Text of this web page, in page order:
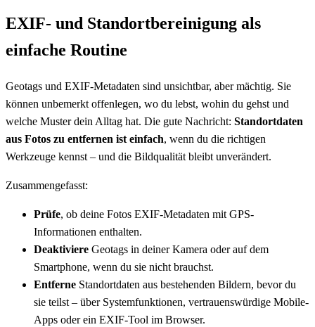
EXIF- und Standortbereinigung als
einfache Routine
Geotags und EXIF-Metadaten sind unsichtbar, aber mächtig. Sie
können unbemerkt offenlegen, wo du lebst, wohin du gehst und
welche Muster dein Alltag hat. Die gute Nachricht: Standortdaten
aus Fotos zu entfernen ist einfach, wenn du die richtigen
Werkzeuge kennst – und die Bildqualität bleibt unverändert.
Zusammengefasst:
Prüfe, ob deine Fotos EXIF-Metadaten mit GPS-
Informationen enthalten.
Deaktiviere Geotags in deiner Kamera oder auf dem
Smartphone, wenn du sie nicht brauchst.
Entferne Standortdaten aus bestehenden Bildern, bevor du
sie teilst – über Systemfunktionen, vertrauenswürdige Mobile-
Apps oder ein EXIF-Tool im Browser.